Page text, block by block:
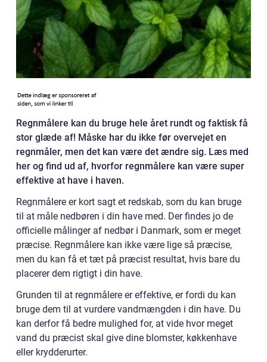
Regnmålere kan du bruge hele året rundt og faktisk få
stor glæde af! Måske har du ikke før overvejet en
regnmåler, men det kan være det ændre sig. Læs med
her og find ud af, hvorfor regnmålere kan være super
effektive at have i haven.
Regnmålere er kort sagt et redskab, som du kan bruge
til at måle nedbøren i din have med. Der findes jo de
officielle målinger af nedbør i Danmark, som er meget
præcise. Regnmålere kan ikke være lige så præcise,
men du kan få et tæt på præcist resultat, hvis bare du
placerer dem rigtigt i din have.
Grunden til at regnmålere er effektive, er fordi du kan
bruge dem til at vurdere vandmængden i din have. Du
kan derfor få bedre mulighed for, at vide hvor meget
vand du præcist skal give dine blomster, køkkenhave
eller krydderurter.